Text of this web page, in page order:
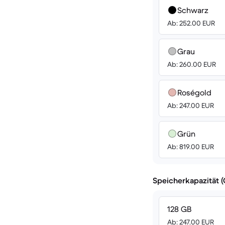
Schwarz
Ab: 252.00 EUR
Grau
Ab: 260.00 EUR
Roségold
Ab: 247.00 EUR
Grün
Ab: 819.00 EUR
Speicherkapazität
128 GB
Ab: 247.00 EUR